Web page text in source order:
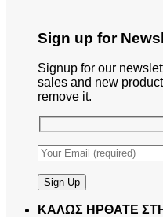
Sign up for
Signup for our
sales and new
remove it.
ΚΑΛΩΣ ΗΡΘΑΤΕ